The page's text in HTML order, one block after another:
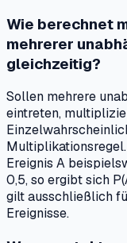
Wie berechnet
mehrerer
gleichzeitig?
Sollen mehrere
eintreten,
Ereignis A
0,5, so ergibt sich
gilt ausschließlich
Ereignisse.